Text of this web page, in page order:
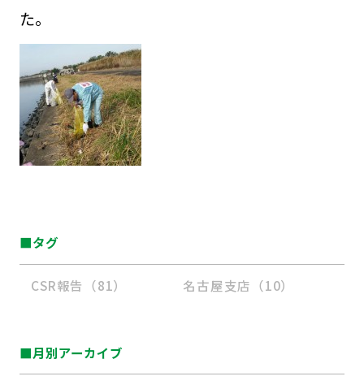
た。
■タグ
CSR報告（81） 名古屋支店（10）
■月別アーカイブ